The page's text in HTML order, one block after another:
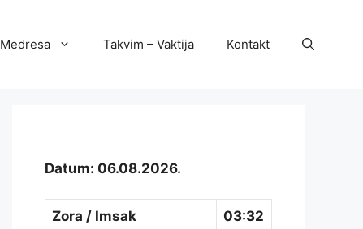
Medresa Takvim – Vaktija Kontakt
Datum: 06.08.2026.
Zora / Imsak 03:32